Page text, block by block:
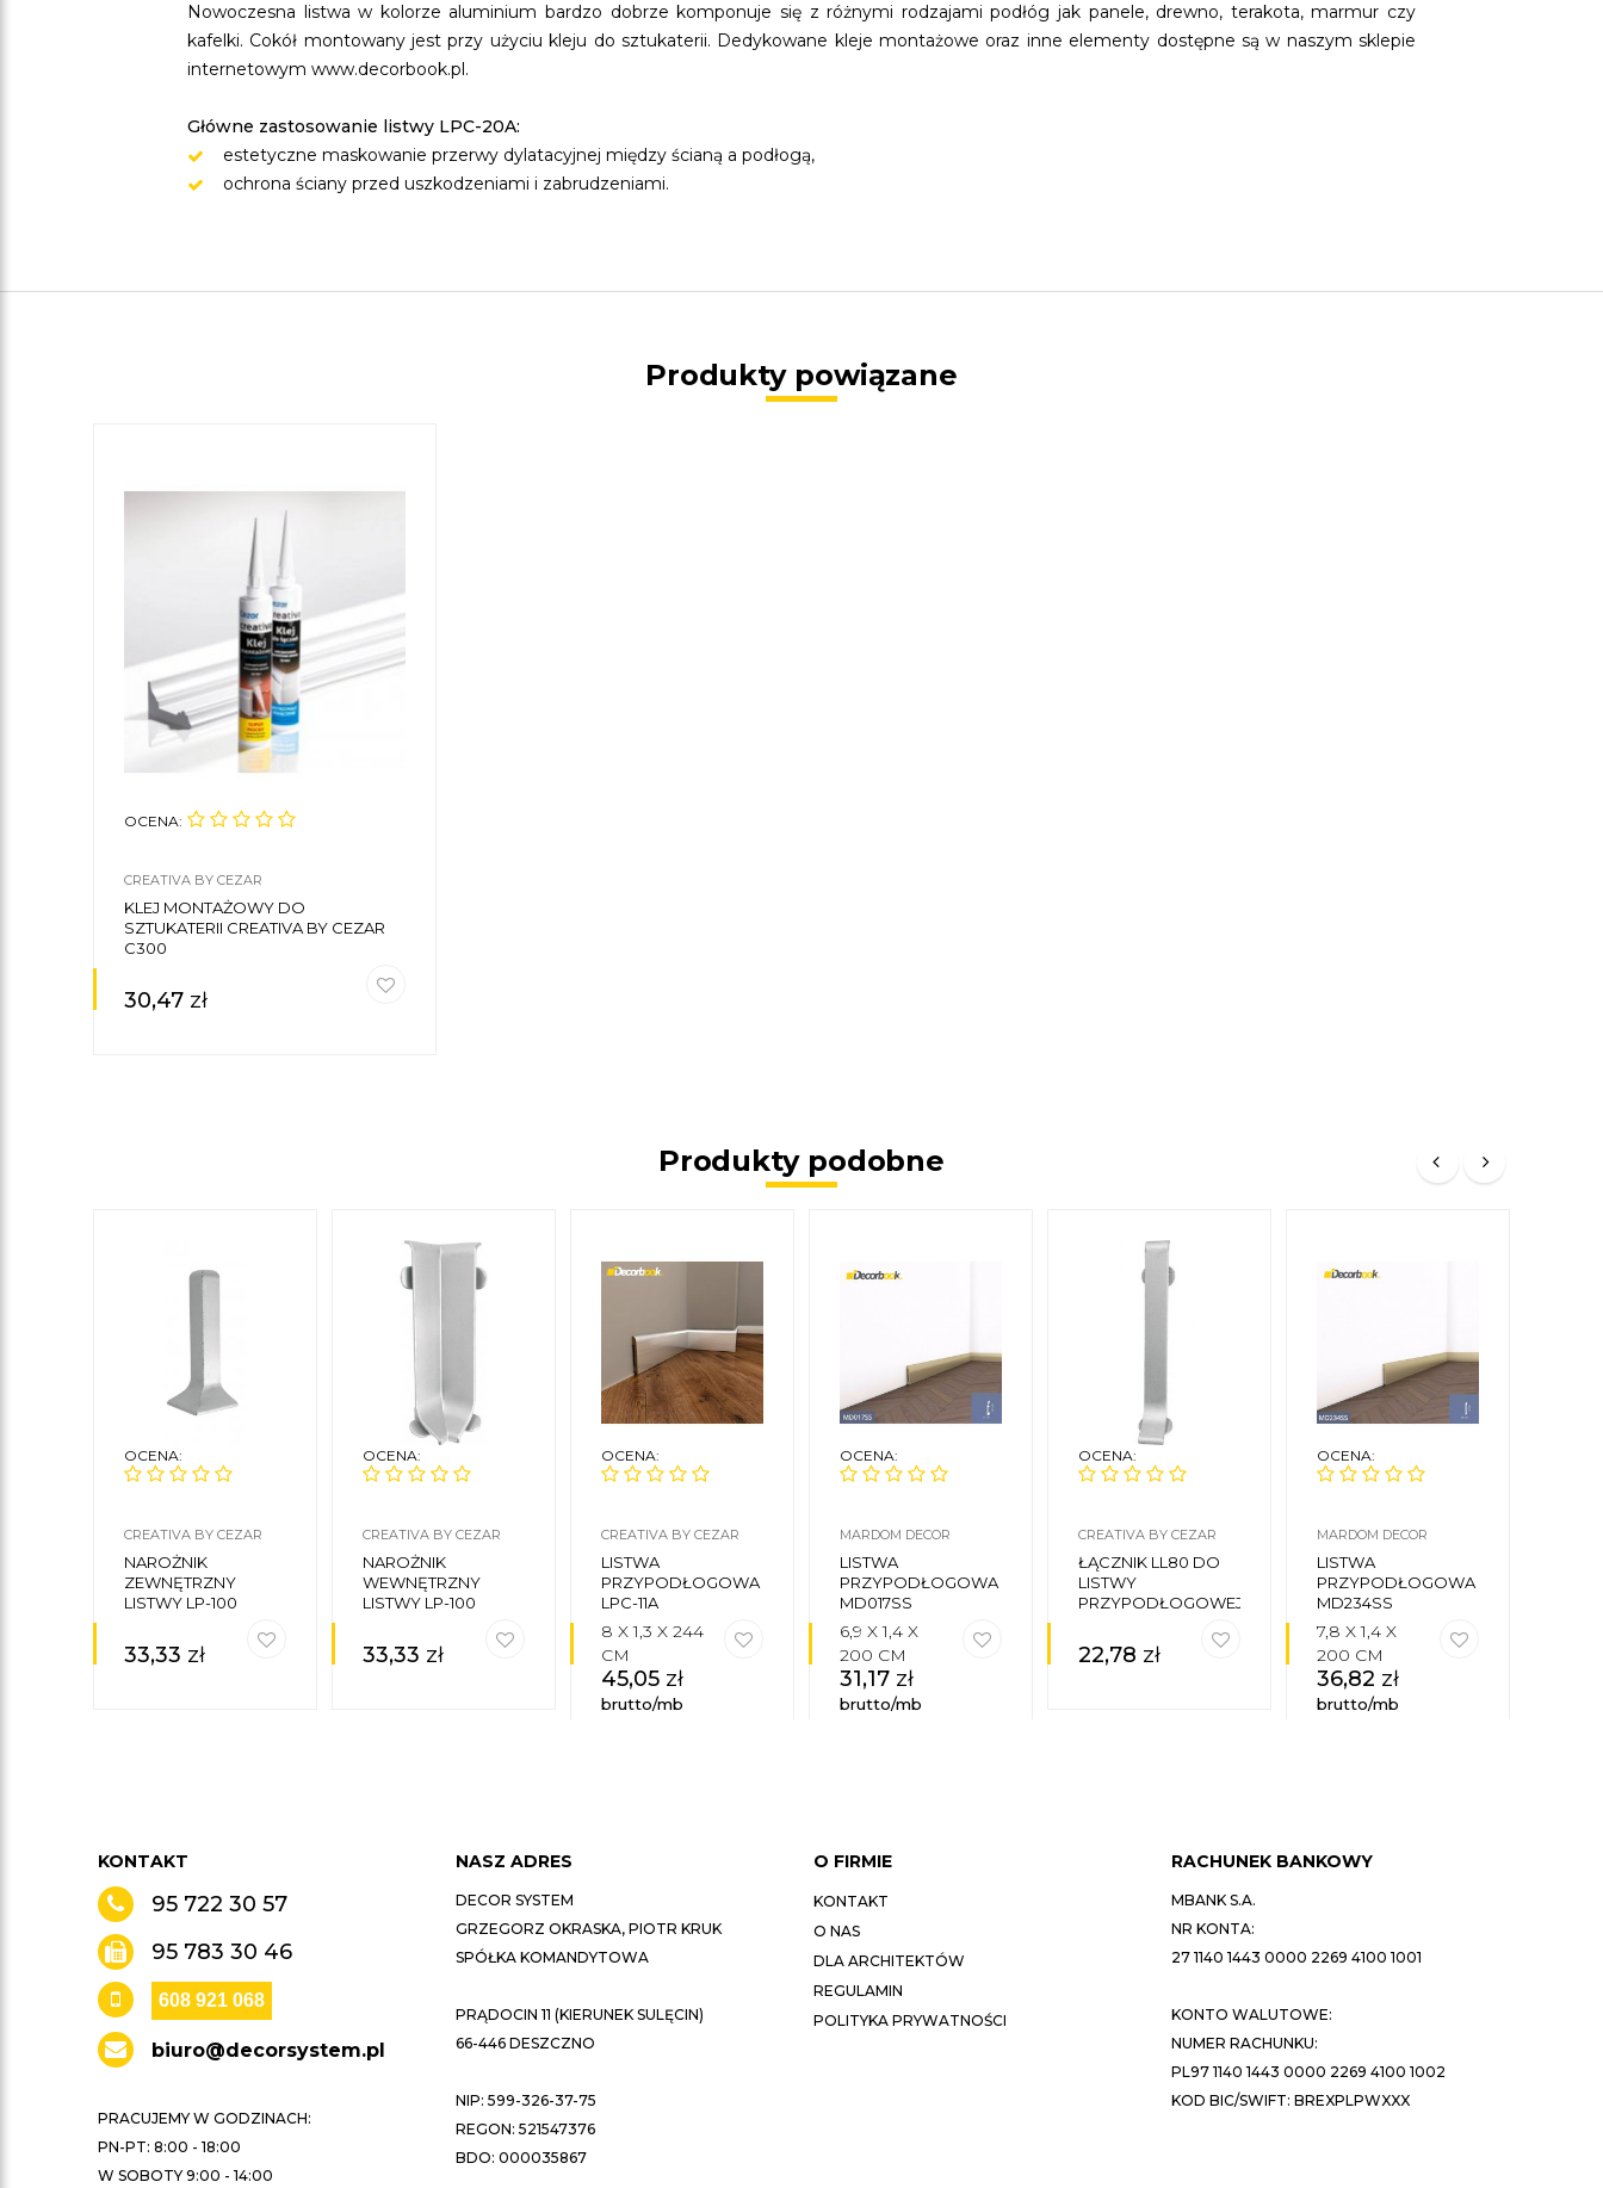
Nowoczesna listwa w kolorze aluminium bardzo dobrze komponuje się z różnymi rodzajami podłóg jak panele, drewno, terakota, marmur czy
kafelki. Cokół montowany jest przy użyciu kleju do sztukaterii. Dedykowane kleje montażowe oraz inne elementy dostępne są w naszym sklepie
internetowym www.decorbook.pl.
Główne zastosowanie listwy LPC-20A:
estetyczne maskowanie przerwy dylatacyjnej między ścianą a podłogą,
ochrona ściany przed uszkodzeniami i zabrudzeniami.
Produkty powiązane
OCENA:
CREATIVA BY CEZAR
KLEJ MONTAŻOWY DO
SZTUKATERII CREATIVA BY CEZAR
C300
30,47 zł
Produkty podobne
OCENA:
CREATIVA BY CEZAR
NAROŻNIK
ZEWNĘTRZNY
LISTWY LP-100
33,33 zł
OCENA:
CREATIVA BY CEZAR
NAROŻNIK
WEWNĘTRZNY
LISTWY LP-100
33,33 zł
OCENA:
CREATIVA BY CEZAR
LISTWA
PRZYPODŁOGOWA
LPC-11A
8 X 1,3 X 244
CM
45,05 zł
brutto/mb
OCENA:
MARDOM DECOR
LISTWA
PRZYPODŁOGOWA
MD017SS
6,9 X 1,4 X
200 CM
31,17 zł
brutto/mb
OCENA:
CREATIVA BY CEZAR
ŁĄCZNIK LL80 DO
LISTWY
PRZYPODŁOGOWEJ
22,78 zł
OCENA:
MARDOM DECOR
LISTWA
PRZYPODŁOGOWA
MD234SS
7,8 X 1,4 X
200 CM
36,82 zł
brutto/mb
KONTAKT
95 722 30 57
95 783 30 46
608 921 068
biuro@decorsystem.pl
PRACUJEMY W GODZINACH:
PN-PT: 8:00 - 18:00
W SOBOTY 9:00 - 14:00
NASZ ADRES
DECOR SYSTEM
GRZEGORZ OKRASKA, PIOTR KRUK
SPÓŁKA KOMANDYTOWA
PRĄDOCIN 11 (KIERUNEK SULĘCIN)
66-446 DESZCZNO
NIP: 599-326-37-75
REGON: 521547376
BDO: 000035867
O FIRMIE
KONTAKT
O NAS
DLA ARCHITEKTÓW
REGULAMIN
POLITYKA PRYWATNOŚCI
RACHUNEK BANKOWY
MBANK S.A.
NR KONTA:
27 1140 1443 0000 2269 4100 1001
KONTO WALUTOWE:
NUMER RACHUNKU:
PL97 1140 1443 0000 2269 4100 1002
KOD BIC/SWIFT: BREXPLPWXXX